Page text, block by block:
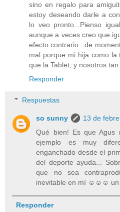
sino en regalo para
estoy deseando darle a
lo veo pronto...Pienso
aunque a veces creo que
efecto contrario...de
mal porque mi hija como
que la Tablet, y nosotros
Responder
Respuestas
so sunny
13 de
Qué bien! Es que Agus
ejemplo es muy
enganchado desde el
del deporte ayuda...
que no sea
inevitable en mí ☺️☺️☺️ un
Responder